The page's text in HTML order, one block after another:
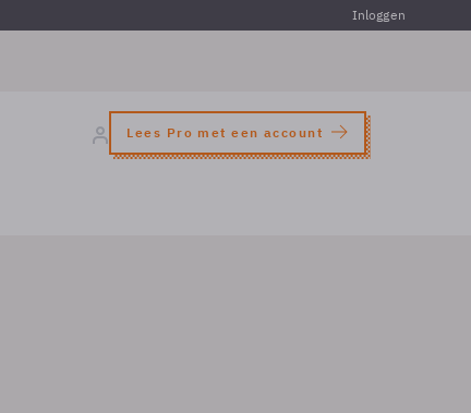
Inloggen
Lees Pro met een account